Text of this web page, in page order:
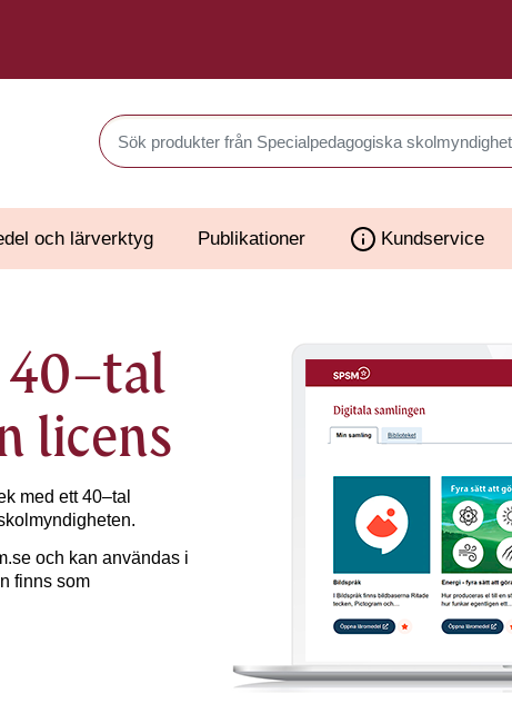
Sök produkter i Webbutiken
och lärverktyg Publikationer Kundservice
licens
med ett 40–tal
och kan användas i
finns som